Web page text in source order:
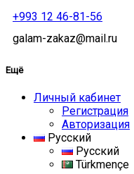
+993 12 46-81-56
galam-zakaz@mail.ru
Ещё
Личный кабинет
Регистрация
Авторизация
Русский
Русский
Türkmençe